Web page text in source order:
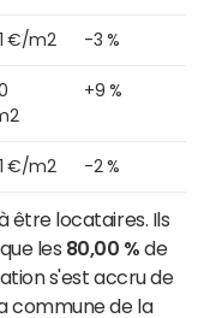
€/m2 -3 %
+9 %
€/m2 -2 %
être locataires. Ils
les 80,00 % de
s'est accru de
commune de la